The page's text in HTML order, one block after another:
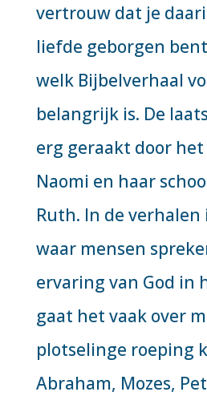
vertrouw dat je
liefde geborgen
welk Bijbelverhaal
belangrijk is. De
erg geraakt door
Naomi en haar
Ruth. In de verhalen
waar mensen
ervaring van God in
gaat het vaak over
plotselinge roeping
Abraham, Mozes,